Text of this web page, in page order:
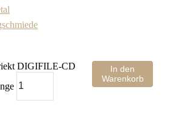
DIGIFILE-CD
In den
Warenkorb